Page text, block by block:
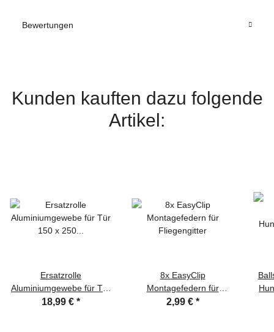
Bewertungen
Kunden kauften dazu folgende
Artikel:
Ersatzrolle
Aluminiumgewebe für Tür
150 x 250 cm natur
18,99 € *
8x EasyClip
Montagefedern für
Fliegengitter
2,99 € *